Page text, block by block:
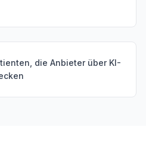
die Anbieter über KI-